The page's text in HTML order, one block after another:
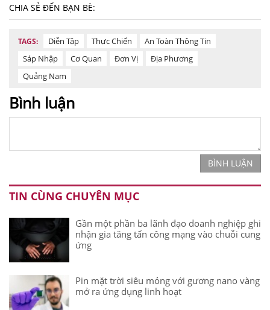
CHIA SẺ ĐẾN BẠN BÈ:
TAGS: Diễn Tập Thực Chiến
An Toàn Thông Tin
Sáp Nhập
Cơ Quan Đơn Vị
Địa Phương
Quảng Nam
Bình luận
BÌNH LUẬN
TIN CÙNG CHUYÊN MỤC
Gần một phần ba lãnh đạo doanh nghiệp ghi
nhận gia tăng tấn công mạng vào chuỗi cung
ứng
Pin mặt trời siêu mỏng với gương nano vàng
mở ra ứng dụng linh hoạt